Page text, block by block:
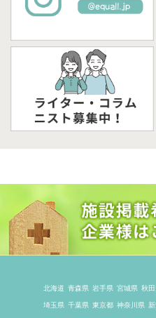
北海道 青森県 岩手県 宮城県 秋
埼玉県 千葉県 東京都 神奈川県